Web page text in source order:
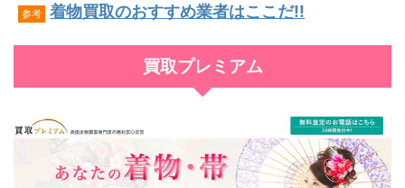
参考 着物買取のおすすめ業者はここだ!!
買取プレミアム